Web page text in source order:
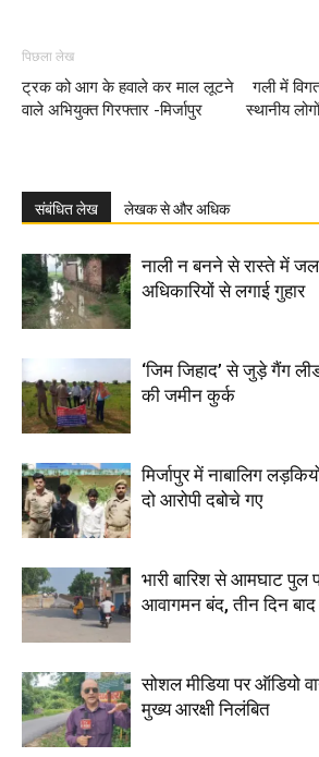
पिछला लेख
ट्रक को आग के हवाले कर माल लूटने
वाले अभियुक्त गिरफ्तार -मिर्जापुर
गली में
स्थानीय
संबंधित लेख लेखक से और अधिक
नाली न बनने से रास्ते में
अधिकारियों से लगाई गुहार
‘जिम जिहाद’ से जुड़े गैंग
की जमीन कुर्क
मिर्जापुर में नाबालिग
दो आरोपी दबोचे गए
भारी बारिश से आमघाट पुल
आवागमन बंद, तीन दिन बाद
सोशल मीडिया पर ऑडियो
मुख्य आरक्षी निलंबित